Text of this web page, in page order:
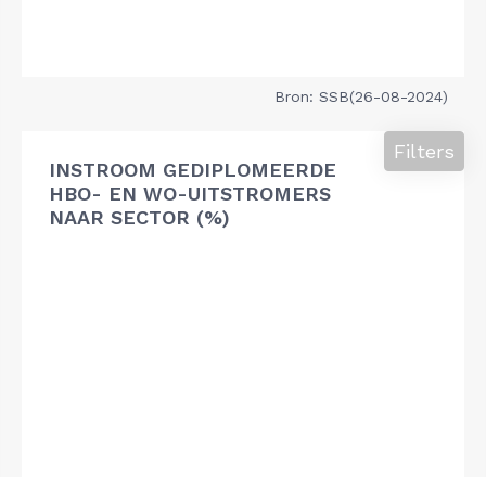
Bron: SSB(26-08-2024)
INSTROOM GEDIPLOMEERDE
HBO- EN WO-UITSTROMERS
NAAR SECTOR (%)
Filters